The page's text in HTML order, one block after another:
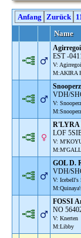
Anfang Zurück
Name
EST -
V:
M:AKIRA
VDH/
V:
R'LYRA
LOF
V:
GOL D.
VDH/
V: Icebell's
FOSSI
NO
V: Knerten
M:Libby